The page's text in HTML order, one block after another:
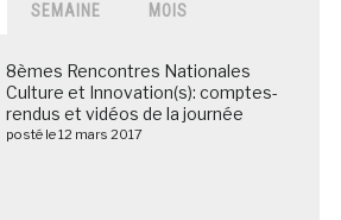
SEMAINE MOIS
8èmes Rencontres Nationales
Culture et Innovation(s): comptes-
rendus et vidéos de la journée
posté le 12 mars 2017